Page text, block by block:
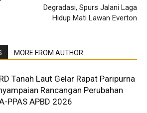
Degradasi, Spurs Jalani Laga
Hidup Mati Lawan Everton
MORE FROM AUTHOR
Tanah Laut Gelar Rapat Paripurna
Rancangan Perubahan
PPAS APBD 2026